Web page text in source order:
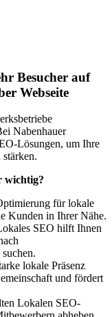
Besucher auf
Webseite
Nabenhauer
Lösungen, um Ihre
wichtig?
für lokale
Kunden in Ihrer Nähe.
SEO hilft Ihnen
lokale Präsenz
und fördert
Lokalen SEO-